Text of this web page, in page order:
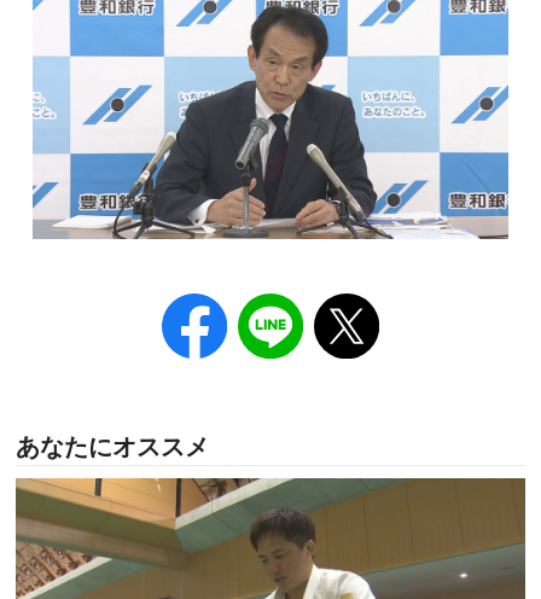
あなたにオススメ